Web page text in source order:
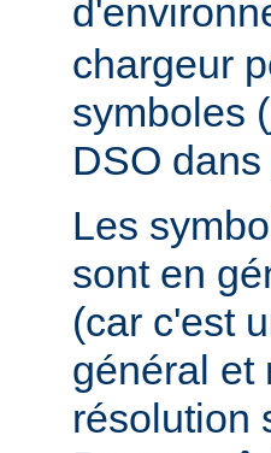
chargeur
symboles
DSO
Les
sont en
(car c'est
général et
résolution